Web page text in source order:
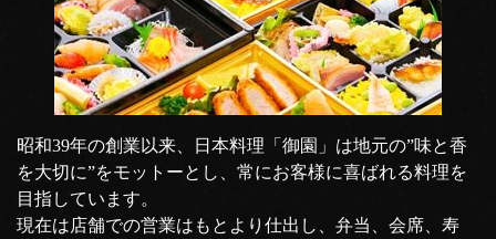
昭和39年の創業以来、日本料理「御園」は地元の”味と香
を大切に”をモットーとし、常にお客様に喜ばれる料理を
目指しています。
現在は店舗での営業はもとより仕出し、弁当、会席、寿